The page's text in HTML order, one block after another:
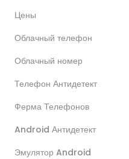
Цены
Облачный телефон
Облачный номер
Телефон Антидетект
Ферма Телефонов
Android Антидетект
Эмулятор Android